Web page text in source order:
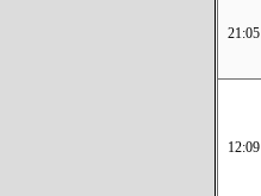
21:05
12:09